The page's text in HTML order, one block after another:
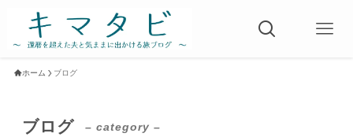
ホーム ブログ
ブログ – category –